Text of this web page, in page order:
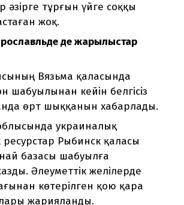
әзірге тұрғын үйге соққы
жоқ.
де жарылыстар
Вязьма қаласында
шабуылынан кейін белгісіз
өрт шыққанын хабарлады.
украиналық
ресурстар Рыбинск қаласы
базасы шабуылға
Әлеуметтік желілерде
көтерілген қою қара
жарияланды.